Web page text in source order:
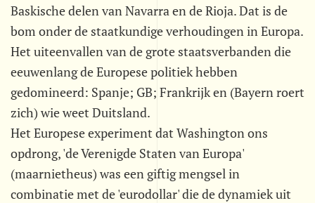
Baskische delen van Navarra en de Rioja. Dat is de
bom onder de staatkundige verhoudingen in Europa.
Het uiteenvallen van de grote staatsverbanden die
eeuwenlang de Europese politiek hebben
gedomineerd: Spanje; GB; Frankrijk en (Bayern roert
zich) wie weet Duitsland.
Het Europese experiment dat Washington ons
opdrong, 'de Verenigde Staten van Europa'
(maarnietheus) was een giftig mengsel in
combinatie met de 'eurodollar' die de dynamiek uit